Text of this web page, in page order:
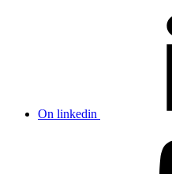
On linkedin